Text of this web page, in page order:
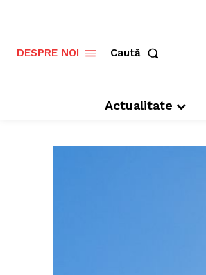
DESPRE NOI Caută
Actualitate